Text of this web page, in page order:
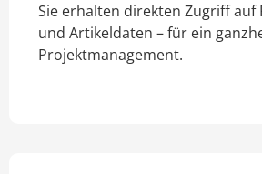
Sie erhalten direkten Zugriff auf
und Artikeldaten – für ein
Projektmanagement.